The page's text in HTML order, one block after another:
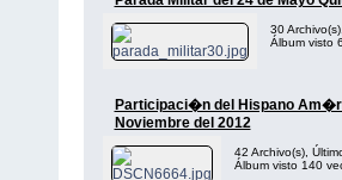
30
Álbum visto
Participaci�n del Hispano
Noviembre del 2012
42 Archivo(s),
Álbum visto 140